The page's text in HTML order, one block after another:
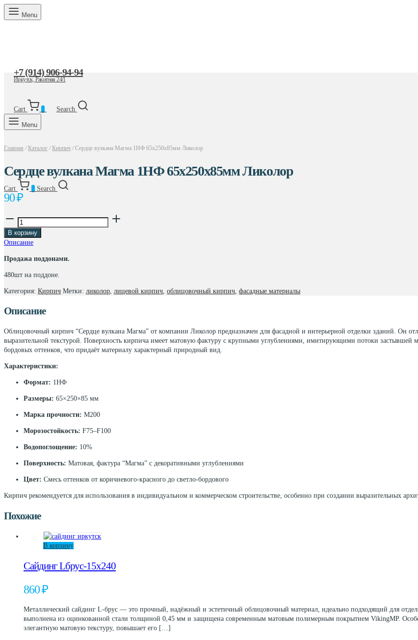
Menu
+7 (914) 906-94-94
Иркутск, Ракитная 24/1
Cart Search
Menu
Cart Search
Главная / Каталог / Кирпич /Сердце вулкана Магма 1НФ 65x250x85мм Ликолор
Сердце вулкана Магма 1НФ 65x250x85мм Ликолор
90₽
Количество
товара
Сердце
вулкана
1НФ
65x250x85мм
В корзину
Описание
Продажа поддонами.
480шт на поддоне.
Категория: Кирпич Метки: ликолор лицевой кирпич облицовочный кирпич фасадные материалы
Описание
Облицовочный кирпич “Сердце вулкана Магма” от компании Ликолор предназначен для фасадной и интерьерной отделки зданий. Он
выразительной текстурой. Поверхность кирпича имеет матовую фактуру с крупными углублениями, имитирующими потоки застывшей
бордовых оттенков, что придаёт материалу характерный природный вид.
Характеристики:
Формат: 1НФ
Размеры: 65×250×85 мм
Марка прочности: М200
Морозостойкость: F75–F100
Водопоглощение: 10%
Поверхность: Матовая, фактура “Магма” с декоративными углублениями
Цвет: Смесь оттенков от коричневого-красного до светло-бордового
Кирпич рекомендуется для использования в индивидуальном и коммерческом строительстве, особенно при создании выразительных
Похожие
В корзину
Сайдинг Lбрус-15х240
860₽
Металлический сайдинг L-брус — это прочный, надёжный и эстетичный облицовочный материал, идеально подходящий для
выполнена из оцинкованной стали толщиной 0,45 мм и защищена современным матовым полимерным покрытием VikingMP.
элегантную матовую текстуру, повышает его […]